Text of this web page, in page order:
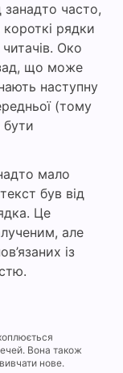
часто,
рядки
Око
що може
наступну
(тому
мало
був від
Це
але
із
Вона також
нове.